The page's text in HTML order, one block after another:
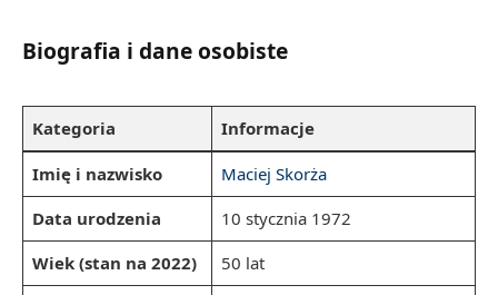
Biografia i dane osobiste
Kategoria Informacje
Imię i nazwisko
Maciej Skorża
Data urodzenia
10 stycznia 1972
Wiek (stan na 2022)
50 lat